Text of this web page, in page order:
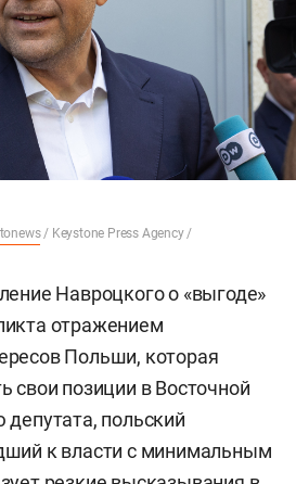
/ Keystone Press Agency /
Навроцкого о «выгоде»
отражением
Польши, которая
свои позиции в Восточной
польский
к власти с минимальным